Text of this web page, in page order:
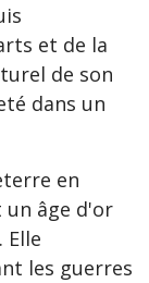
et de la
de son
dans un
en
un âge d'or
les guerres